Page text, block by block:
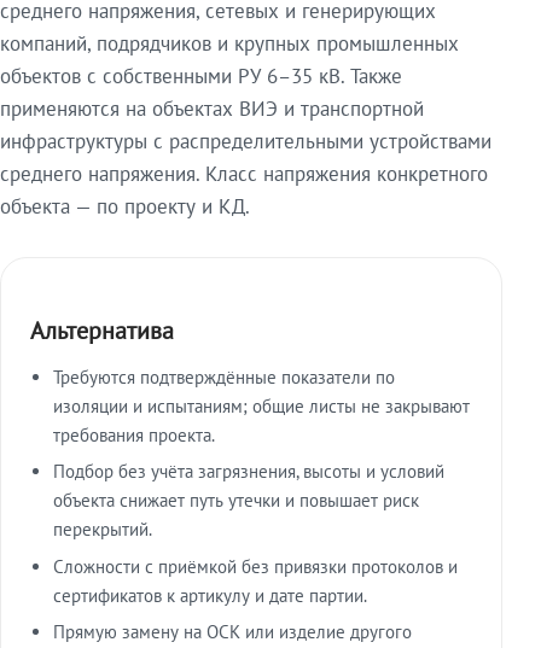
среднего напряжения, сетевых и генерирующих
компаний, подрядчиков и крупных промышленных
объектов с собственными РУ 6–35 кВ. Также
применяются на объектах ВИЭ и транспортной
инфраструктуры с распределительными устройствами
среднего напряжения. Класс напряжения конкретного
объекта — по проекту и КД.
Альтернатива
Требуются подтверждённые показатели по
изоляции и испытаниям; общие листы не закрывают
требования проекта.
Подбор без учёта загрязнения, высоты и условий
объекта снижает путь утечки и повышает риск
перекрытий.
Сложности с приёмкой без привязки протоколов и
сертификатов к артикулу и дате партии.
Прямую замену на ОСК или изделие другого